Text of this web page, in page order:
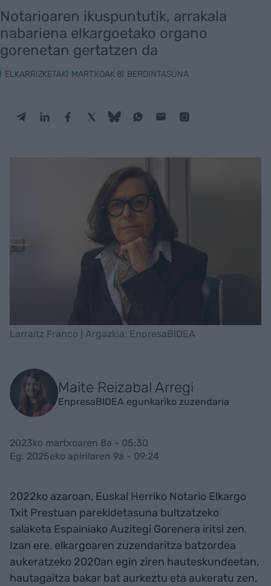
Notarioaren ikuspuntutik, arrakala
nabariena elkargoetako organo
gorenetan gertatzen da
ELKARRIZKETAK MARTXOAK 8 BERDINTASUNA
Larraitz Franco | Argazkia: EnpresaBIDEA
Maite Reizabal Arregi
EnpresaBIDEA egunkariko zuzendaria
2023ko martxoaren 8a - 05:30
Eg. 2025eko apirilaren 9a - 09:24
2022ko azaroan, Euskal Herriko Notario Elkargo
Txit Prestuan parekidetasuna bultzatzeko
salaketa Espainiako Auzitegi Gorenera iritsi zen.
Izan ere, elkargoaren zuzendaritza batzordea
aukeratzeko 2020an egin ziren hauteskundeetan,
hautagaitza bakar bat aurkeztu eta aukeratu zen,